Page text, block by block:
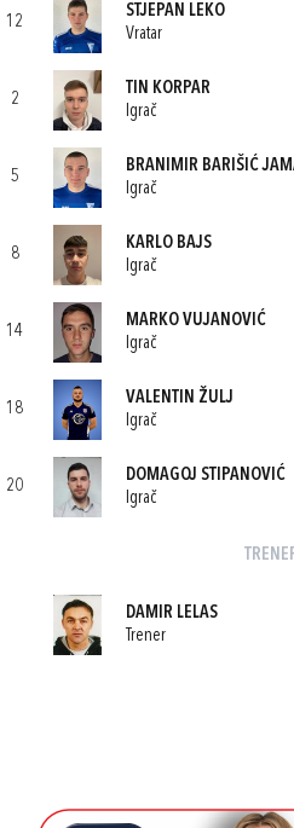
12
STJEPAN LEKO
Vratar
2
TIN KORPAR
Igrač
5
BRANIMIR BARIŠIĆ
Igrač
8
KARLO BAJS
Igrač
14
MARKO VUJANOVIĆ
Igrač
18
VALENTIN ŽULJ
Igrač
20
DOMAGOJ STIPANOVIĆ
Igrač
DAMIR LELAS
Trener